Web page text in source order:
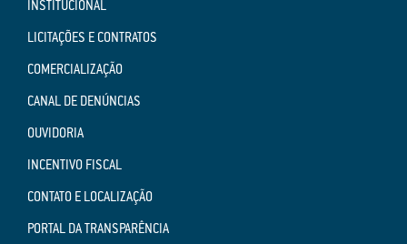
INSTITUCIONAL
LICITAÇÕES E CONTRATOS
COMERCIALIZAÇÃO
CANAL DE DENÚNCIAS
OUVIDORIA
INCENTIVO FISCAL
CONTATO E LOCALIZAÇÃO
PORTAL DA TRANSPARÊNCIA